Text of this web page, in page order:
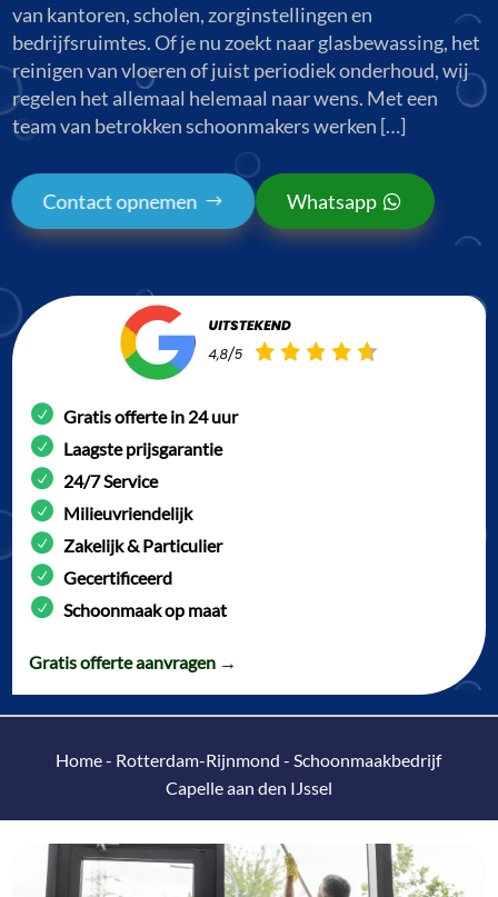
van kantoren, scholen, zorginstellingen en
bedrijfsruimtes. Of je nu zoekt naar glasbewassing, het
reinigen van vloeren of juist periodiek onderhoud, wij
regelen het allemaal helemaal naar wens. Met een
team van betrokken schoonmakers werken […]
Contact opnemen Whatsapp
Gratis offerte in 24 uur
Laagste prijsgarantie
24/7 Service
Milieuvriendelijk
Zakelijk & Particulier
Gecertificeerd
Schoonmaak op maat
Gratis offerte aanvragen →
Home- Rotterdam-Rijnmond - Schoonmaakbedrijf
Capelle aan den IJssel